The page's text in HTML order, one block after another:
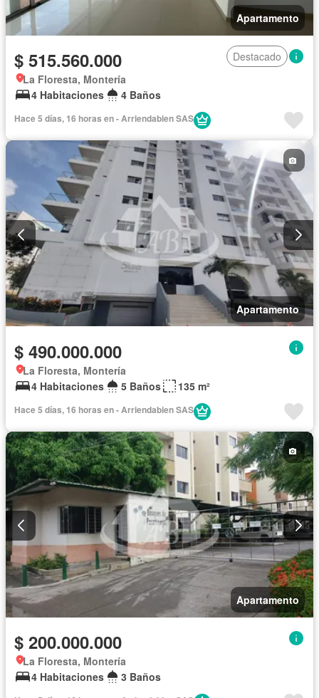
Apartamento
$ 515.560.000
Destacado
La Floresta, Montería
4 Habitaciones
4 Baños
Hace 5 días, 16 horas en - Arriendabien SAS
Apartamento
$ 490.000.000
La Floresta, Montería
4 Habitaciones
5 Baños 135 m²
Hace 5 días, 16 horas en - Arriendabien SAS
Apartamento
$ 200.000.000
La Floresta, Montería
4 Habitaciones
3 Baños